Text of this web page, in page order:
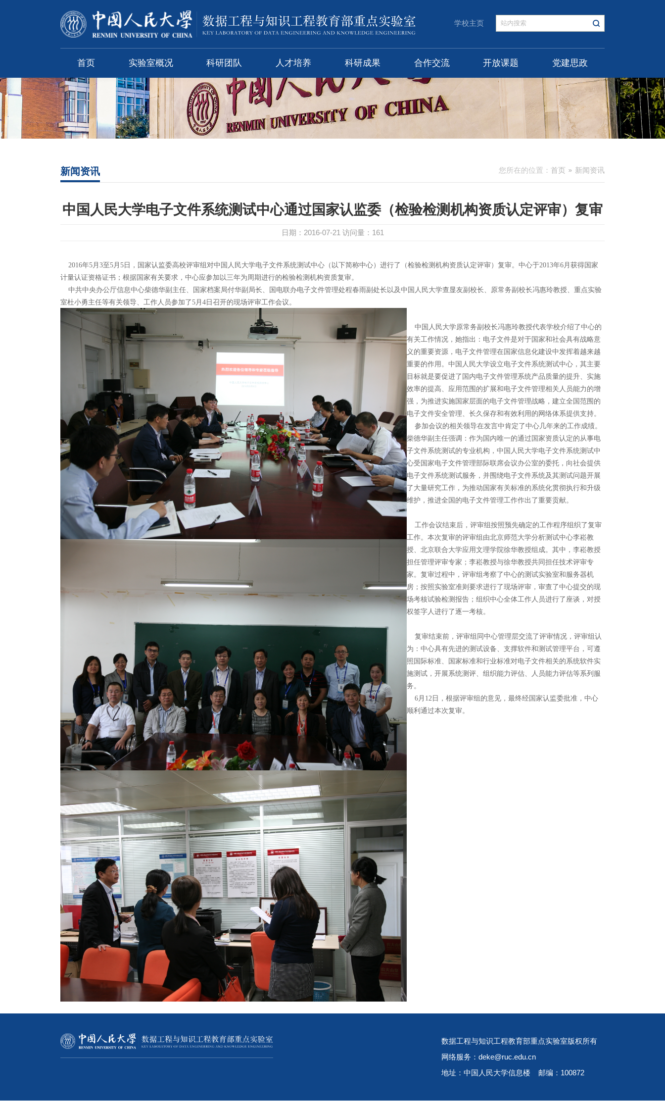
学校主页
首页 实验室概况 科研团队 人才培养 科研成果 合作交流 开放课题 党建思政
您所在的位置： 首页 新闻资讯
新闻资讯
中国人民大学电子文件系统测试中心通过国家认监委（检验检测机构资质认定评审）复审
日期：2016-07-21 访问量： 161
2016年5 月 3至5 月 5日，国家认监委高校评审组对中国人民大学电子文件系统测试中心（以下简称中心）进行了（检验检测机构资质认定评审）复审。中心于2013年6 月获得国家
计量认证资格证书；根据国家有关要求，中心应参加以三年为周期进行的检验检测机构资质复审。
中共中央办公厅信息中心柴德华副主任、国家档案局付华副局长、国电联办电子文件管理处程春雨副处长以及中国人民大学查显友副校长、原常务副校长冯惠玲教授、重点实验
室杜小勇主任等有关领导、工作人员参加了5 月 4日召开的现场评审工作会议。
中国人民大学原常务副校长冯惠玲教授代表学校介绍了中心的
有关工作情况，她指出：电子文件是对于国家和社会具有战略意
义的重要资源，电子文件管理在国家信息化建设中发挥着越来越
重要的作用。中国人民大学设立电子文件系统测试中心，其主要
目标就是要促进了国内电子文件管理系统产品质量的提升、实施
效率的提高、应用范围的扩展和电子文件管理相关人员能力的增
强，为推进实施国家层面的电子文件管理战略，建立全国范围的
电子文件安全管理、长久保存和有效利用的网络体系提供支持。
参加会议的相关领导在发言中肯定了中心几年来的工作成绩。
柴德华副主任强调：作为国内唯一的通过国家资质认定的从事电
子文件系统测试的专业机构，中国人民大学电子文件系统测试中
心受国家电子文件管理部际联席会议办公室的委托，向社会提供
电子文件系统测试服务，并围绕电子文件系统及其测试问题开展
了大量研究工作，为推动国家有关标准的系统化贯彻执行和升级
维护，推进全国的电子文件管理工作作出了重要贡献。
工作会议结束后，评审组按照预先确定的工作程序组织了复审
工作。本次复审的评审组由北京师范大学分析测试中心李崧教
授、北京联合大学应用文理学院徐华教授组成。其中，李崧教授
担任管理评审专家；李崧教授与徐华教授共同担任技术评审专
家。复审过程中，评审组考察了中心的测试实验室和服务器机
房；按照实验室准则要求进行了现场评审，审查了中心提交的现
场考核试验检测报告；组织中心全体工作人员进行了座谈，对授
权签字人进行了逐一考核。
复审结束前，评审组同中心管理层交流了评审情况，评审组认
为：中心具有先进的测试设备、支撑软件和测试管理平台，可遵
照国际标准、国家标准和行业标准对电子文件相关的系统软件实
施测试，开展系统测评、组织能力评估、人员能力评估等系列服
务。
6 月 12 日，根据评审组的意见，最终经国家认监委批准，中心
顺利通过本次复审。
数据工程与知识工程教育部重点实验室版权所有
网络服务：deke@ruc.edu.cn
地址：中国人民大学信息楼 邮编：100872